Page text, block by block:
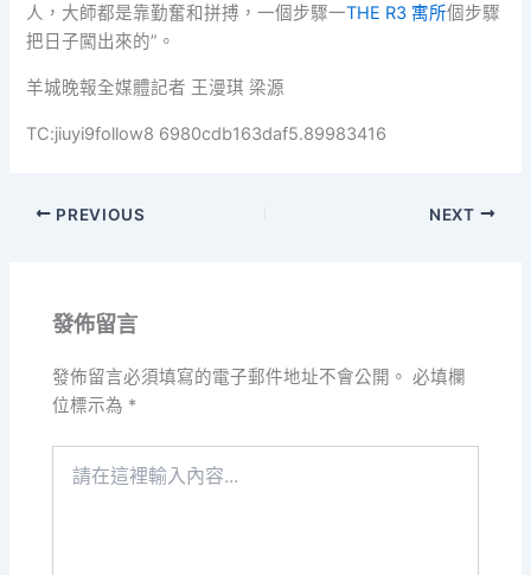
人，大師都是靠勤奮和拼搏，一個步驟一THE R3 寓所個步驟
把日子闖出來的”。
羊城晚報全媒體記者 王漫琪 梁源
TC:jiuyi9follow8 6980cdb163daf5.89983416
PREVIOUS NEXT
發佈留言
發佈留言必須填寫的電子郵件地址不會公開。 必填欄
位標示為 *